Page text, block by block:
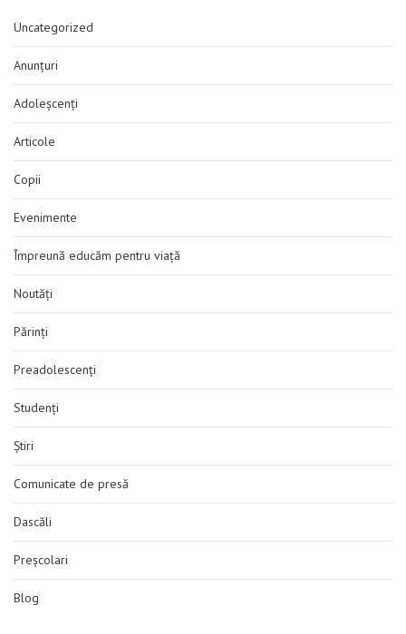
Uncategorized
Anunțuri
Adoleșcenți
Articole
Copii
Evenimente
Împreună educăm pentru viață
Noutăți
Părinți
Preadolescenți
Studenți
Știri
Comunicate de presă
Dascăli
Preșcolari
Blog